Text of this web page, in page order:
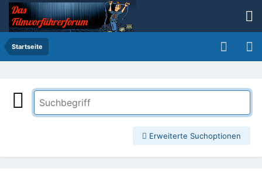
Startseite
Erweiterte Suchoptionen